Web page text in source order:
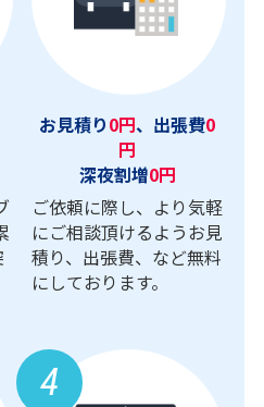
お見積り0円、出張費0
円
深夜割増0円
ご依頼に際し、より気軽
にご相談頂けるようお見
積り、出張費、など無料
にしております。
4